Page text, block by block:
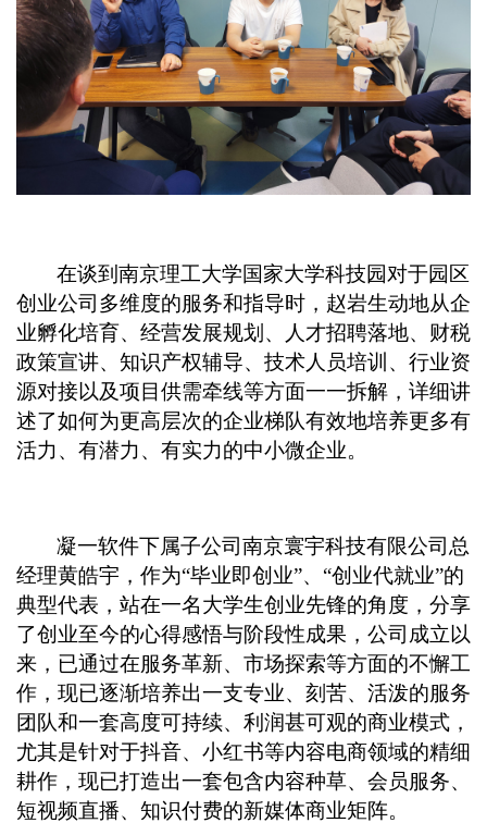
在谈到南京理工大学国家大学科技园对于园区
创业公司多维度的服务和指导时，赵岩生动地从企
业孵化培育、经营发展规划、人才招聘落地、财税
政策宣讲、知识产权辅导、技术人员培训、行业资
源对接以及项目供需牵线等方面一一拆解，详细讲
述了如何为更高层次的企业梯队有效地培养更多有
活力、有潜力、有实力的中小微企业。
凝一软件下属子公司南京寰宇科技有限公司总
经理黄皓宇，作为“毕业即创业”、“创业代就业”的
典型代表，站在一名大学生创业先锋的角度，分享
了创业至今的心得感悟与阶段性成果，公司成立以
来，已通过在服务革新、市场探索等方面的不懈工
作，现已逐渐培养出一支专业、刻苦、活泼的服务
团队和一套高度可持续、利润甚可观的商业模式，
尤其是针对于抖音、小红书等内容电商领域的精细
耕作，现已打造出一套包含内容种草、会员服务、
短视频直播、知识付费的新媒体商业矩阵。